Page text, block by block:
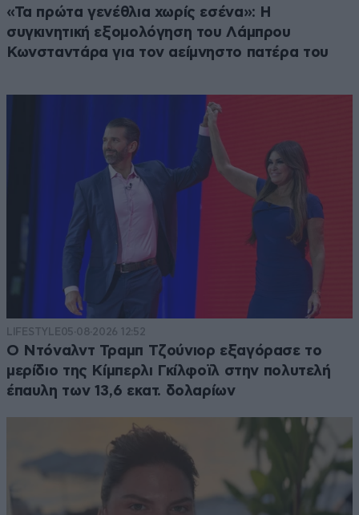
«Τα πρώτα γενέθλια χωρίς εσένα»: Η
συγκινητική εξομολόγηση του Λάμπρου
Κωνσταντάρα για τον αείμνηστο πατέρα του
LIFESTYLE05·08·2026 12:52
Ο Ντόναλντ Τραμπ Τζούνιορ εξαγόρασε το
μερίδιο της Κίμπερλι Γκίλφοϊλ στην πολυτελή
έπαυλη των 13,6 εκατ. δολαρίων